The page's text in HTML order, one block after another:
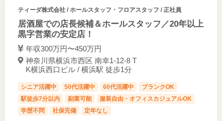
ティーダ株式会社/ ホールスタッフ・フロアスタッフ / 正社員
居酒屋での店長候補＆ホールスタッフ／20年以上
黒字営業の安定店！
年収300万円〜450万円
神奈川県横浜市西区 南幸1-12-8 T
K横浜西口ビル / 横浜駅 徒歩1分
シニア活躍中 50代活躍中 60代活躍中
ブランクOK
駅徒歩7分以内
副業可能
服装自由・オフィスカジュアルOK
学歴不問
社保完備 定年なし